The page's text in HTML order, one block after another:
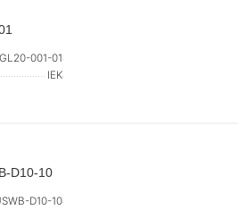
001-01
IEK
D10-10
D10-10